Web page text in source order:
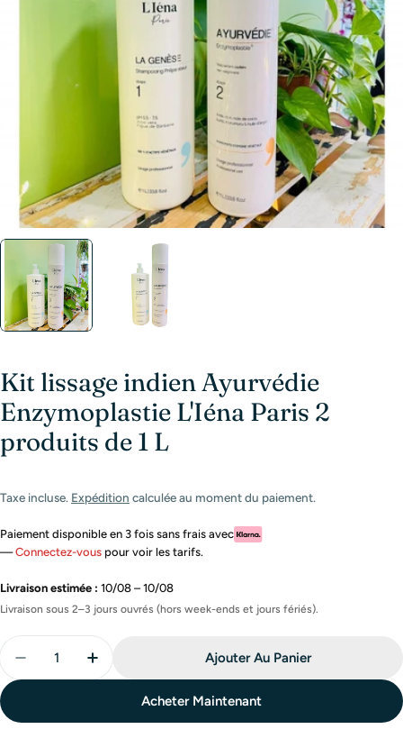
le média 0 en mode modal
Kit lissage indien Ayurvédie
Enzymoplastie L'Iéna Paris 2
produits de 1 L
Taxe incluse. Expédition calculée au moment du paiement.
Paiement disponible en 3 fois sans frais avec
—Connectez-vous pour voir les tarifs.
Livraison estimée : 10/08 – 10/08
Livraison sous 2–3 jours ouvrés (hors week-ends et jours fériés).
Diminuer La Quantité Pour Kit Lissage Indien
Augmenter La Quantité Pour Kit Lissage
Ajouter Au Panier
Acheter Maintenant